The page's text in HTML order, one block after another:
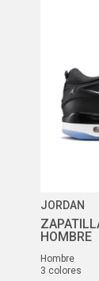
JORDAN
HOMBRE
hombre
3 colores